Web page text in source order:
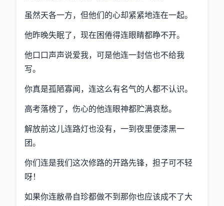
虽然天各一方，但他们的心却紧紧地连在一起。
他昨晚失眠了，现在困倦得连眼睛都睁不开。
他口口声声说爱我，可是他连一封信也不给我
写。
你真是孤陋寡闻，连这么有名气的人都不认识。
高考落榜了，伤心的他连眼神都贮满哀愁。
解放前这儿连路灯也没有，一到夜里便漆黑一
团。
你们连是我们这次修路的开路先锋，担子可不轻
呀！
如果你连敝帚自珍都做不到那你也应该成不了大